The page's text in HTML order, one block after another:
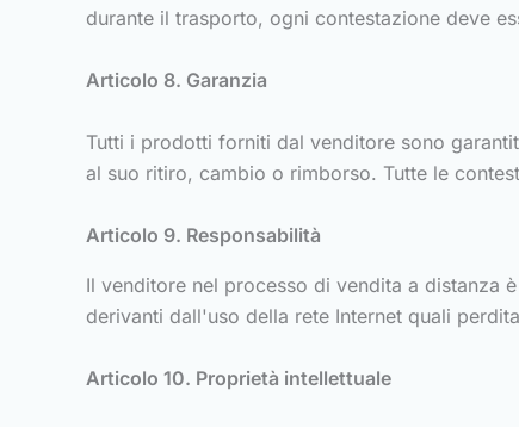
durante il trasporto, ogni contestazione deve
Articolo 8. Garanzia
Tutti i prodotti forniti dal venditore sono
al suo ritiro, cambio o rimborso. Tutte le
Articolo 9. Responsabilità
Il venditore nel processo di vendita a distanza
derivanti dall'uso della rete Internet quali
Articolo 10. Proprietà intellettuale